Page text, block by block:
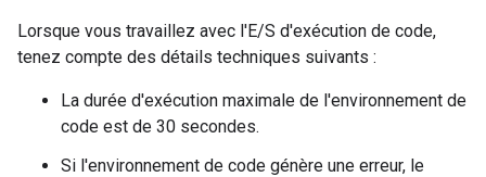
Lorsque vous travaillez avec l'E/S d'exécution de code,
tenez compte des détails techniques suivants :
La durée d'exécution maximale de l'environnement de
code est de 30 secondes.
Si l'environnement de code génère une erreur, le